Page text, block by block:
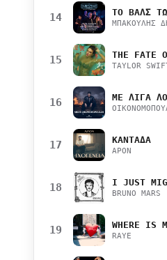
14
15 THE FATE
TAYLOR
16 ΜΕ ΛΙΓΑ
17 ΚΑΝΤΑΔΑ
APON
18 I JUST
BRUNO MARS
19 WHERE IS
RAYE